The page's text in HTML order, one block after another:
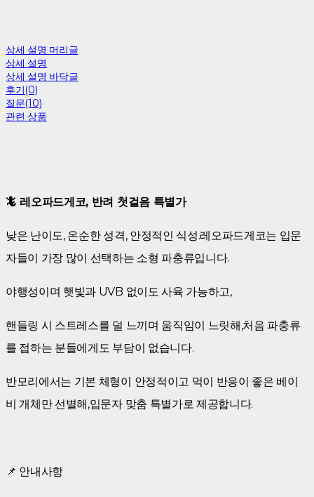
상세 설명 머리글
상세 설명
상세 설명 바닥글
후기(0)
질문(10)
관련 상품
🦎 레오파드게코, 반려 첫걸음 특별가
낮은 난이도, 온순한 성격, 안정적인 식성.레오파드게코는 입문
자들이 가장 많이 선택하는 소형 파충류입니다.
야행성이며 햇빛과 UVB 없이도 사육 가능하고,
핸들링 시 스트레스를 덜 느끼며 움직임이 느릿해,처음 파충류
를 접하는 분들에게도 부담이 없습니다.
반모리에서는 기본 체형이 안정적이고 먹이 반응이 좋은 베이
비 개체만 선별해,입문자 맞춤 특별가로 제공합니다.
📌 안내사항